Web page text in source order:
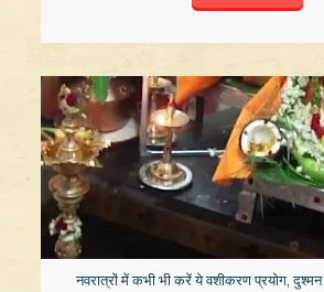
नवरात्रों में कभी भी करें ये वशीकरण प्रयोग, दुश्मन